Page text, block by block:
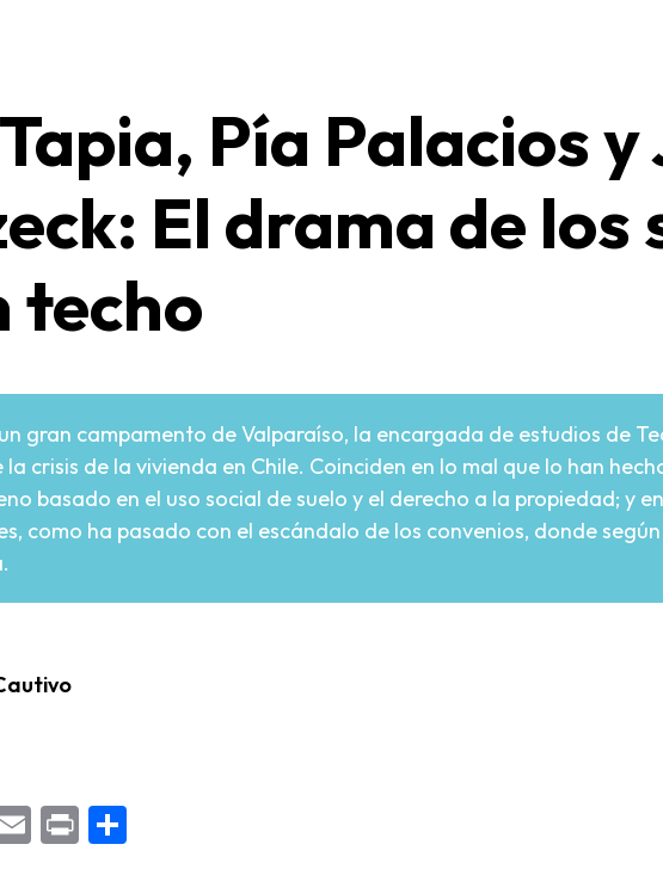
Pía Palacios y
El drama de
techo
gran campamento de Valparaíso, la encargada de estudios de
la crisis de la vivienda en Chile. Coinciden en lo mal que lo han
basado en el uso social de suelo y el derecho a la propiedad; y
como ha pasado con el escándalo de los convenios, donde
Email
Print